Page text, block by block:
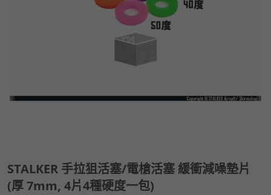
STALKER 手拉狙活塞/電槍活塞 緩衝減噪墊片
(厚 7mm, 4片4種硬度一包)